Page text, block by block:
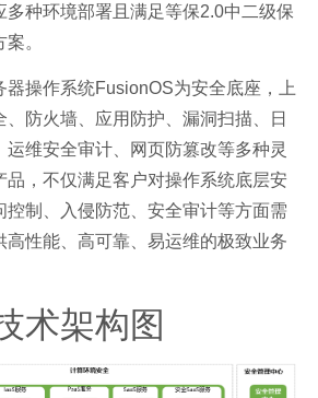
多种环境部署且满足等保2.0中二级保
。
器操作系统FusionOS为安全底座，上
、防火墙、应用防护、漏洞扫描、日
维安全审计、网页防篡改等多种灵
品，不仅满足客户对操作系统底层安
控制、入侵防范、安全审计等方面需
高性能、高可靠、易运维的极致业务
术架构图